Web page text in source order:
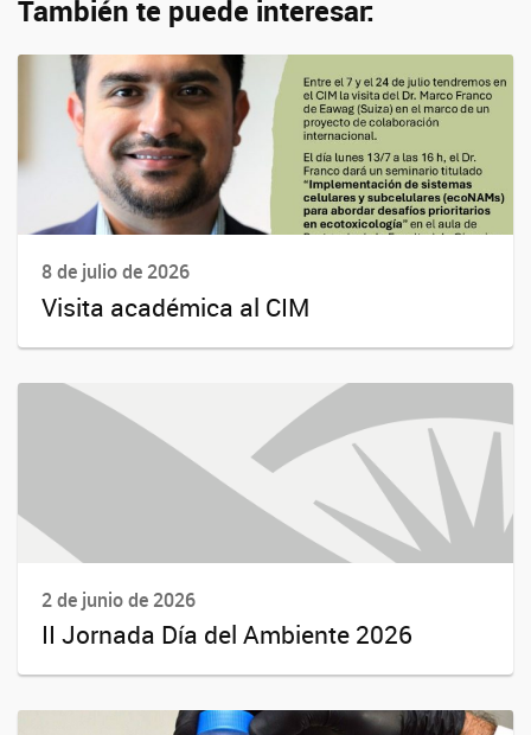
También te puede interesar:
8 de julio de 2026
Visita académica al CIM
2 de junio de 2026
II Jornada Día del Ambiente 2026